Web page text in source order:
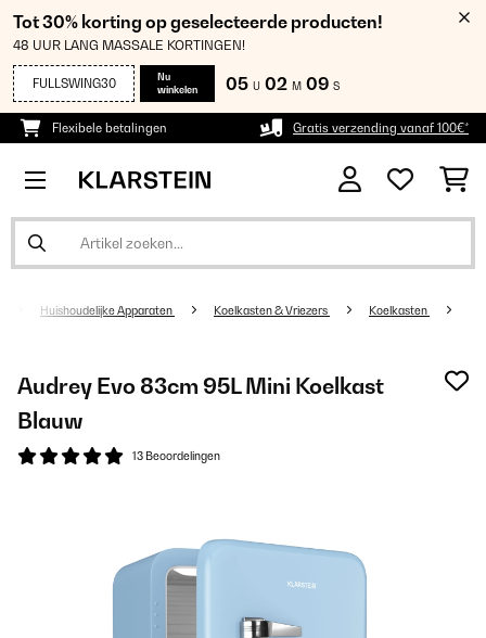
Tot 30% korting op geselecteerde producten!
48 UUR LANG MASSALE KORTINGEN!
FULLSWING30
Nu
winkelen
05 U 02 M 08 S
Flexibele betalingen Gratis verzending vanaf 100€*
Huishoudelijke Apparaten Koelkasten & Vriezers Koelkasten
Audrey Evo 83cm 95L Mini Koelkast
Blauw
13 Beoordelingen